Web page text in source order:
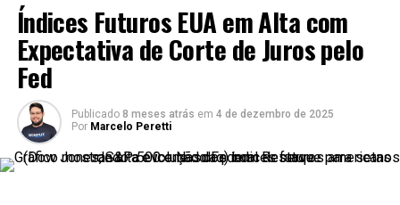
diversificação de produtos e serviços.
Lucros Sólidos: Margens de lucro robustas que
evidenciam uma gestão eficiente dos custos.
recursos para áreas estratégicas como nuvem
(cloud) e inteligência artificial.
Gestão Estratégica:Decisões corporativas que
Índices Futuros EUA em Alta com
Expectativa de Corte de Juros pelo
Fed
Publicado 8 meses atrás em 4 de dezembro de 2025
Por Marcelo Peretti